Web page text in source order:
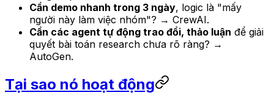
Cần demo nhanh trong 3 ngày, logic là "mấy
người này làm việc nhóm"? → CrewAI.
Cần các agent tự động trao đổi, thảo luận để giải
quyết bài toán research chưa rõ ràng? →
AutoGen.
Tại sao nó hoạt động